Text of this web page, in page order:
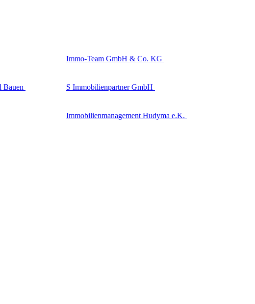
Immo-Team GmbH & Co. KG
Bauen S Immobilienpartner GmbH
Immobilienmanagement Hudyma e.K.